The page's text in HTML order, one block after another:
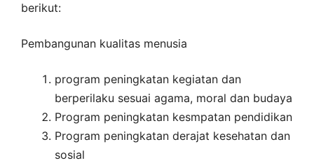
berikut:
Pembangunan kualitas menusia
program peningkatan kegiatan dan
berperilaku sesuai agama, moral dan budaya
Program peningkatan kesmpatan pendidikan
Program peningkatan derajat kesehatan dan
sosial